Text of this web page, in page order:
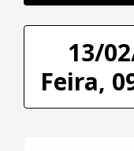
13/
Feira,